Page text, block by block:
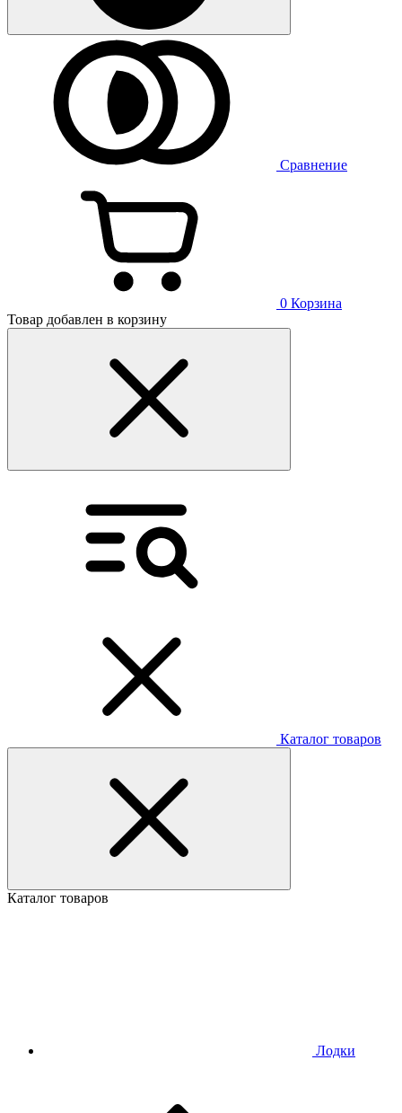
Сравнение
0 Корзина
Товар добавлен в корзину
Каталог товаров
Каталог товаров
Лодки